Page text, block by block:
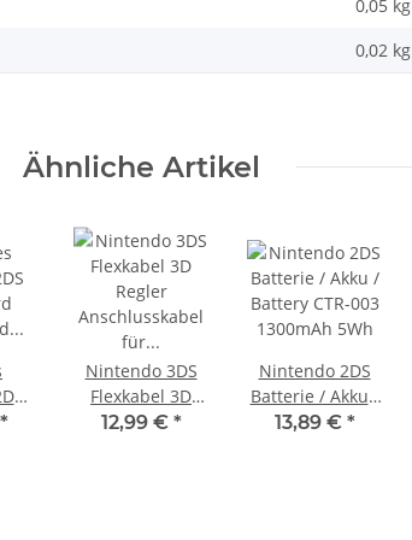
0,05 kg
0,02 kg
Ähnliche Artikel
*
Nintendo 3DS
Flexkabel 3D
Regler
12,99 € *
Nintendo 2DS
Batterie / Akku /
Battery CTR-003
13,89 € *